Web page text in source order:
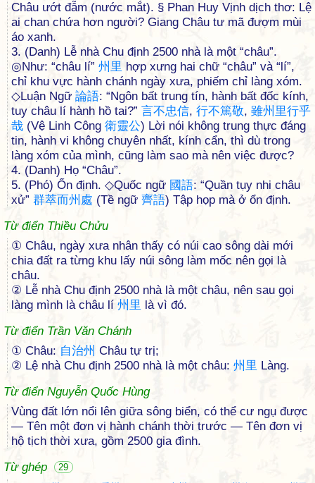
Châu ướt đẫm (nước mắt). § Phan Huy Vịnh dịch thơ: Lệ
ai chan chứa hơn người? Giang Châu tư mã đượm mùi
áo xanh.
3. (Danh) Lễ nhà Chu định 2500 nhà là một “châu”.
◎Như: “châu lí” 州 里 hợp xưng hai chữ “châu” và “lí”,
chỉ khu vực hành chánh ngày xưa, phiếm chỉ làng xóm.
◇Luận Ngữ 論語: “Ngôn bất trung tín, hành bất đốc kính,
tuy châu lí hành hồ tai?” 言不忠信, 行不篤敬, 雖州 里行乎
哉 (Vệ Linh Công 衛靈公) Lời nói không trung thực đáng
tin, hành vi không chuyên nhất, kính cẩn, thì dù trong
làng xóm của mình, cũng làm sao mà nên việc được?
4. (Danh) Họ “Châu”.
5. (Phó) Ổn định. ◇Quốc ngữ 國語: “Quần tụy nhi châu
xử” 群萃而州 處 (Tề ngữ 齊語) Tập họp mà ở ổn định.
Từ điển Thiều Chửu
① Châu, ngày xưa nhân thấy có núi cao sông dài mới
chia đất ra từng khu lấy núi sông làm mốc nên gọi là
châu.
② Lễ nhà Chu định 2500 nhà là một châu, nên sau gọi
làng mình là châu lí 州 里 là vì đó.
Từ điển Trần Văn Chánh
① Châu: 自治州 Châu tự trị;
② Lệ nhà Chu định 2500 nhà là một châu: 州 里 Làng.
Từ điển Nguyễn Quốc Hùng
Vùng đất lớn nổi lên giữa sông biển, có thể cư ngụ được
— Tên một đơn vị hành chánh thời trước — Tên đơn vị
hộ tịch thời xưa, gồm 2500 gia đình.
Từ ghép
29